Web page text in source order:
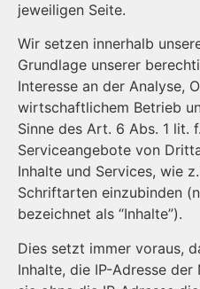
jeweiligen Seite.
Wir setzen innerhalb
Grundlage unserer
Interesse an der Analyse,
wirtschaftlichem Betrieb
Sinne des Art. 6 Abs. 1 lit.
Serviceangebote von
Inhalte und Services, wie
Schriftarten einzubinden
bezeichnet als “Inhalte”).
Dies setzt immer voraus,
Inhalte, die IP-Adresse